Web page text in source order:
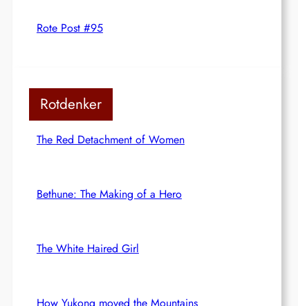
Rote Post #95
Rotdenker
The Red Detachment of Women
Bethune: The Making of a Hero
The White Haired Girl
How Yukong moved the Mountains